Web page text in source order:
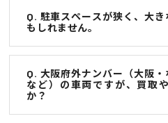
Q. 駐車スペースが狭く、大
もしれません。
Q. 大阪府外ナンバー（大阪
など）の車両ですが、買取
か？